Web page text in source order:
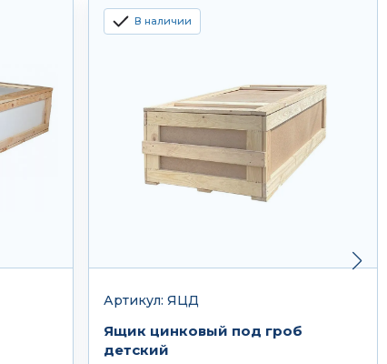
В наличии
Артикул: ЯЦД
Ящик цинковый под гроб
детский